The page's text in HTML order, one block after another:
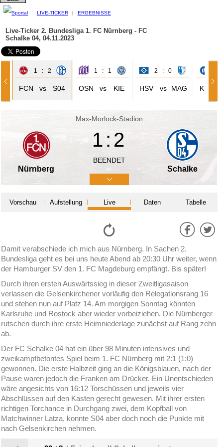
LIVE-TICKER | ERGEBNISSE
Live-Ticker 2. Bundesliga 1. FC Nürnberg - FC
Schalke 04, 04.11.2023
1 : 2
FCN vs S04
1 : 1
OSN vs KIE
2 : 0
HSV vs MAG KSC
Max-Morlock-Stadion
Nürnberg
1:2
BEENDET
Schalke
Vorschau Aufstellung Live Daten Tabelle
Damit verabschiede ich mich aus Nürnberg. In Sachen 2.
Bundesliga geht es bei uns heute Abend ab 20:30 Uhr weiter, wenn
der Hamburger SV den 1. FC Magdeburg empfängt. Bis später!
Durch ihren ersten Auswärtssieg in dieser Zweitligasaison
verlassen die Gelsenkirchener vorläufig den Relegationsrang 16
und stehen nun auf Platz 14. Am morgigen Sonntag könnten
Karlsruhe und Rostock aber wieder vorbeiziehen. Die Nürnberger
rutschen durch ihre erste Heimniederlage zunächst auf Rang zehn
ab.
Der FC Schalke 04 hat ein über 98 Minuten intensives und
zweikampfbetontes Spiel beim 1. FC Nürnberg mit 2:1 (1:0)
gewonnen. Die erste Halbzeit ging an die Königsblauen, nach der
Pause waren jedoch die Franken am Drücker. Ein Unentschieden
wäre angesichts von 16:12 Torschüssen und jeweils vier
Abschlüssen auf den Kasten gerecht gewesen. Mit ihrer ersten
richtigen Torchance in Durchgang zwei, dem Kopfball von
Matchwinner Latza, konnte S04 aber doch noch die Punkte mit
nach Gelsenkirchen nehmen.